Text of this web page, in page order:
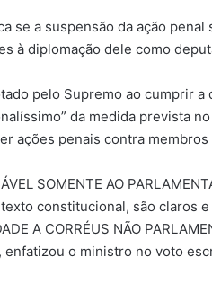
se a suspensão da ação penal
à diplomação dele como
pelo Supremo ao cumprir a
da medida prevista
ações penais contra
SOMENTE AO
texto constitucional, são claros
A CORRÉUS NÃO
enfatizou o ministro no voto